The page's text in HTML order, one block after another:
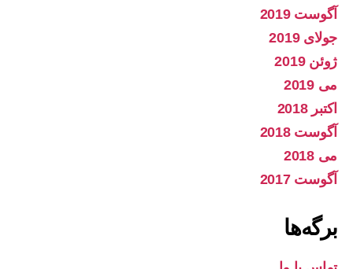
آگوست 2019
جولای 2019
ژوئن 2019
می 2019
اکتبر 2018
آگوست 2018
می 2018
آگوست 2017
برگه‌ها